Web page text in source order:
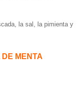
la sal, la pimienta y
MENTA